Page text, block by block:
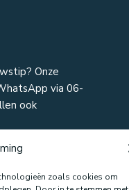
zoals cookies om
Onze
via 06-
ook